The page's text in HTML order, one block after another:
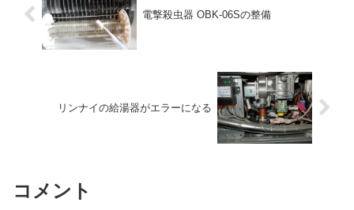
電撃殺虫器 OBK-06Sの整備
リンナイの給湯器がエラーになる
コメント